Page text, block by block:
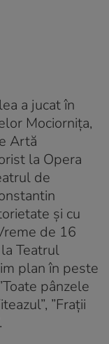
a jucat în
Mociorniţa,
Artă
la Opera
de
şi cu
de 16
Teatrul
plan în peste
pânzele
”Fraţii